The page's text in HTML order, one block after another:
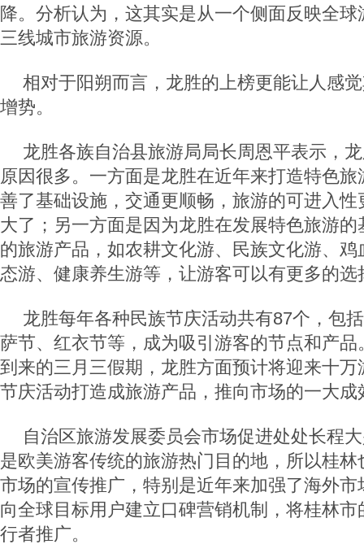
降。分析认为，这其实是从一个侧面反映全
三线城市旅游资源。
相对于阳朔而言，龙胜的上榜更能让人感
增势。
龙胜各族自治县旅游局局长周恩平表示，
原因很多。一方面是龙胜在近年来打造特色
善了基础设施，交通更顺畅，旅游的可进入
大了；另一方面是因为龙胜在发展特色旅游
的旅游产品，如农耕文化游、民族文化游、
态游、健康养生游等，让游客可以有更多的选
龙胜每年各种民族节庆活动共有87个，包
萨节、红衣节等，成为吸引游客的节点和产
到来的三月三假期，龙胜方面预计将迎来十
节庆活动打造成旅游产品，推向市场的一大成
自治区旅游发展委员会市场促进处处长程
是欧美游客传统的旅游热门目的地，所以桂
市场的宣传推广，特别是近年来加强了海外
向全球目标用户建立口碑营销机制，将桂林
行者推广。